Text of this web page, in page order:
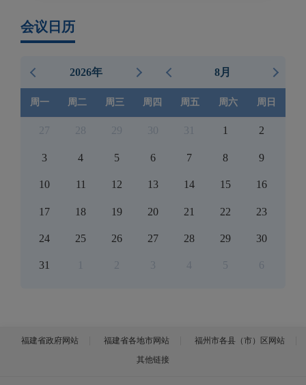
会议日历
2026年 8月
周一 周二 周三 周四 周五 周六 周日
27 28 29 30 31 1 2
3 4 5 6 7 8 9
10 11 12 13 14 15 16
17 18 19 20 21 22 23
24 25 26 27 28 29 30
31 2 3 4 5 6
福建省政府网站 福建省各地市网站
福州市各县（市）区网站
其他链接